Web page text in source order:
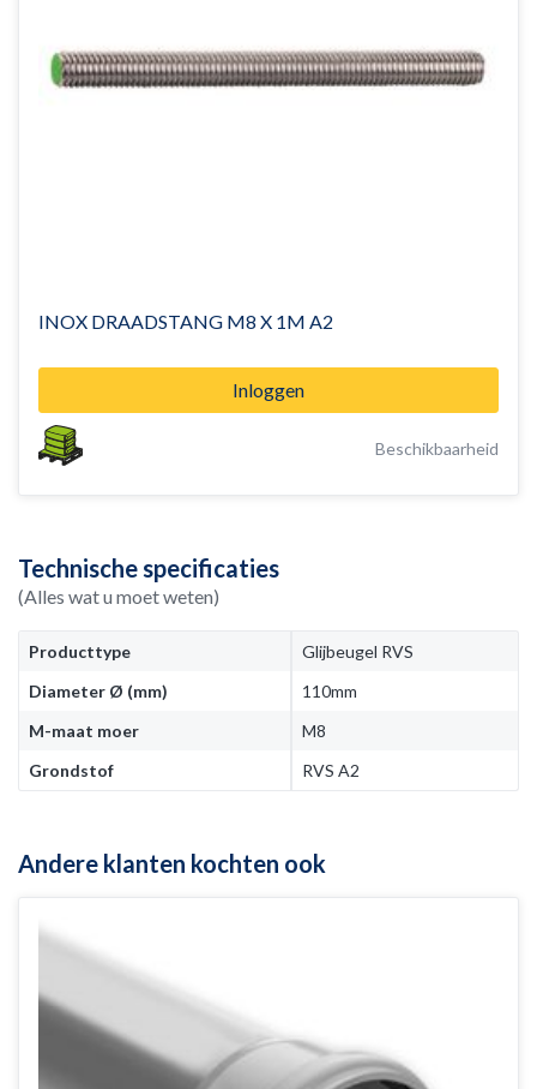
INOX DRAADSTANG M8 X 1M A2
Inloggen
Beschikbaarheid
Technische specificaties
(Alles wat u moet weten)
Producttype
Glijbeugel RVS
Diameter Ø (mm)
110mm
M-maat moer
M8
Grondstof
RVS A2
Andere klanten kochten ook